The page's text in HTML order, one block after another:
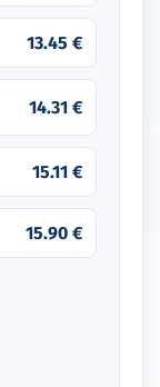
13.45 €
14.31 €
15.11 €
15.90 €